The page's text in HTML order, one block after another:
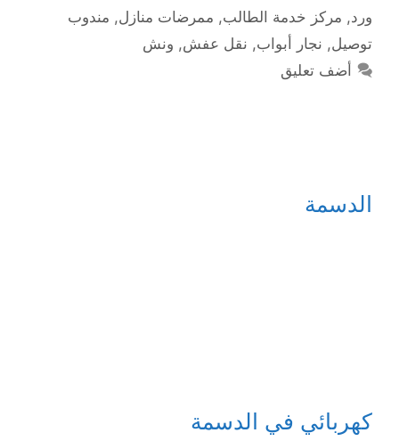
ورد, مركز خدمة الطالب, ممرضات منازل, مندوب
توصيل, نجار أبواب, نقل عفش, ونش
أضف تعليق
الدسمة
كهربائي في الدسمة